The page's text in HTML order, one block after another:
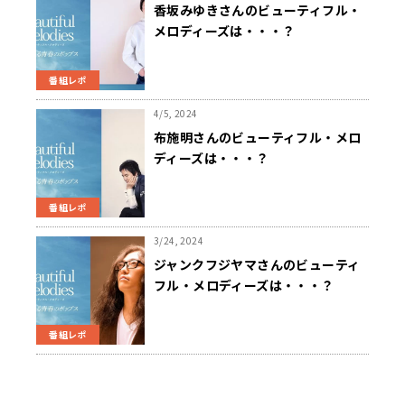
番組レポ
香坂みゆきさんのビューティフル・
メロディーズは・・・？
番組レポ
4/5, 2024
布施明さんのビューティフル・メロ
ディーズは・・・？
番組レポ
3/24, 2024
ジャンクフジヤマさんのビューティ
フル・メロディーズは・・・？